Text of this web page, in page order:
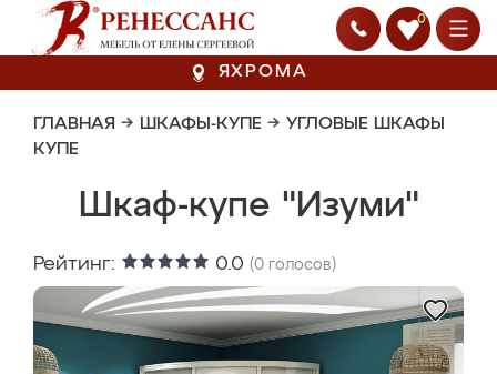
0
ЯХРОМА
ГЛАВНАЯ → ШКАФЫ-КУПЕ → УГЛОВЫЕ ШКАФЫ
КУПЕ
Шкаф-купе "Изуми"
Рейтинг: 0.0 (0 голосов)